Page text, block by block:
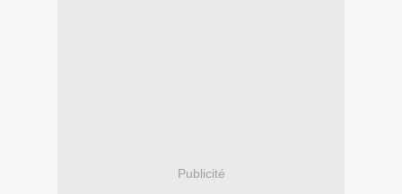
Publicité